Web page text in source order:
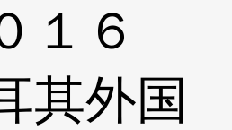
１６
其外国